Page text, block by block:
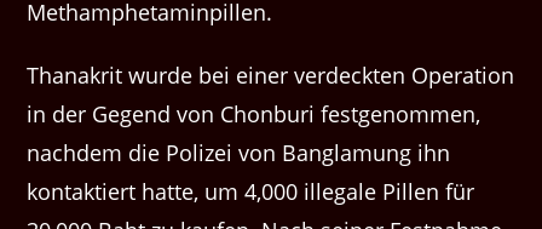
Methamphetaminpillen.
Thanakrit wurde bei einer verdeckten Operation
in der Gegend von Chonburi festgenommen,
nachdem die Polizei von Banglamung ihn
kontaktiert hatte, um 4,000 illegale Pillen für